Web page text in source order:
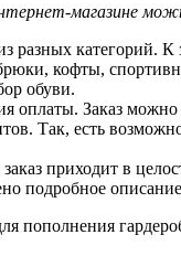
магазине
разных категорий.
кофты,
обуви.
оплаты. Заказ
Так, есть
приходит в
подробное
пополнения